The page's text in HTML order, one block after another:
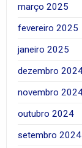
março 2025
fevereiro 2025
janeiro 2025
dezembro
novembro
outubro 2024
setembro 2024